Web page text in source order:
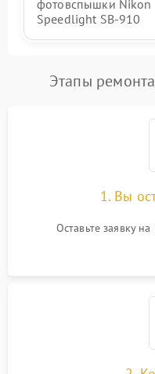
фотовспышки Nikon
Speedlight SB-910
Этапы
1. Вы
Оставьте заявку